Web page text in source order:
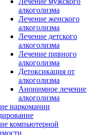
алкоголизма
Лечение женского
алкоголизма
Лечение детского
алкоголизма
Лечение пивного
алкоголизма
Детоксикация от
алкоголизма
Анонимное лечение
алкоголизма
наркомании
компьютерной